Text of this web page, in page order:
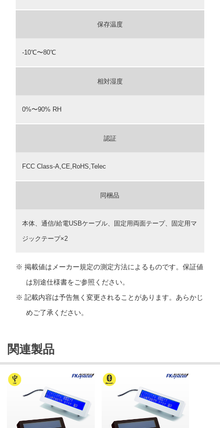
保存温度
-10℃〜80℃
相対湿度
0%〜90% RH
認証
FCC Class-A,CE,RoHS,Telec
同梱品
本体、通信/給電USBケーブル、固定用両面テープ、固定用マ
ジックテープ×2
掲載値はメーカー規定の測定方法によるものです。保証値
は別途仕様書をご参照ください。
記載内容は予告無く変更されることがあります。あらかじ
めご了承ください。
関連製品